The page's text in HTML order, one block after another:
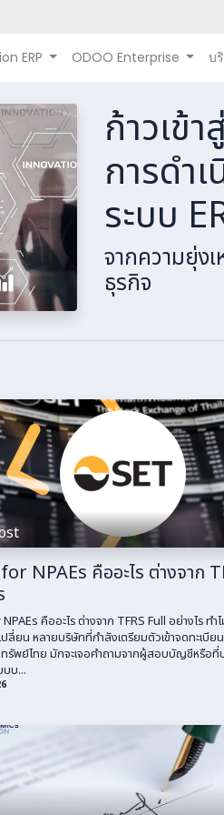
ERP ODOO Enterprise บ
ก้าวเข้
การดำ
ระบบ
จากความยุ่ง
ธุรกิจ
NPAEs คืออะไร ต่างจาก
คืออะไร ต่างจาก TFRS Full อย่างไร ท
ลี่ยน หลายบริษัทที่กำลังเตรียมตัวเข้าจดทะเบียน
รัพย์ไทย มักจะเจอคำถามจากผู้สอบบัญชีหรือที่
บบ...